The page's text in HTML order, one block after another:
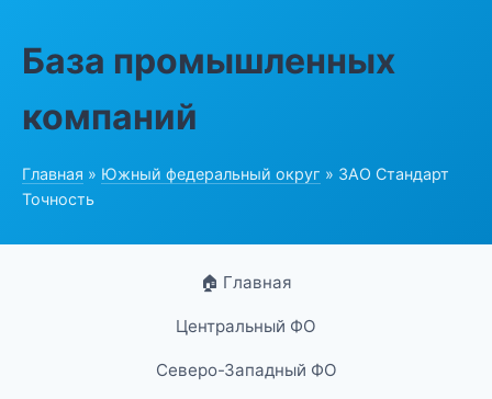
База промышленных
компаний
Главная » Южный федеральный округ » ЗАО Стандарт
Точность
🏠 Главная
Центральный ФО
Северо-Западный ФО